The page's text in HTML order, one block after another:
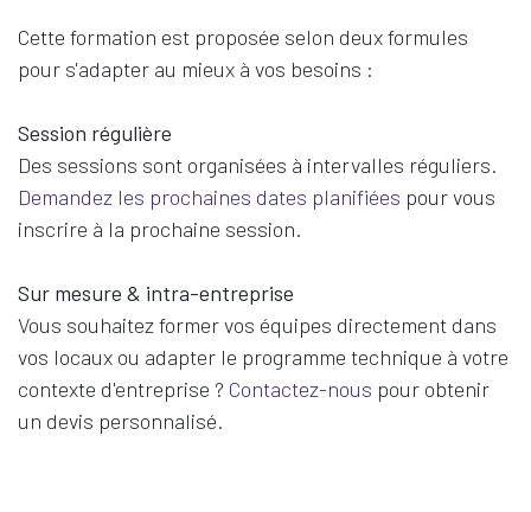
Cette formation est proposée selon deux formules
pour s'adapter au mieux à vos besoins :
Session régulière
Des sessions sont organisées à intervalles réguliers.
Demandez les prochaines dates planifiées pour vous
inscrire à la prochaine session.
Sur mesure & intra-entreprise
Vous souhaitez former vos équipes directement dans
vos locaux ou adapter le programme technique à votre
contexte d'entreprise ? Contactez-nous pour obtenir
un devis personnalisé.